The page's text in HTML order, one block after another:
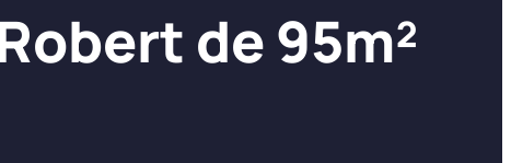
de 95m²